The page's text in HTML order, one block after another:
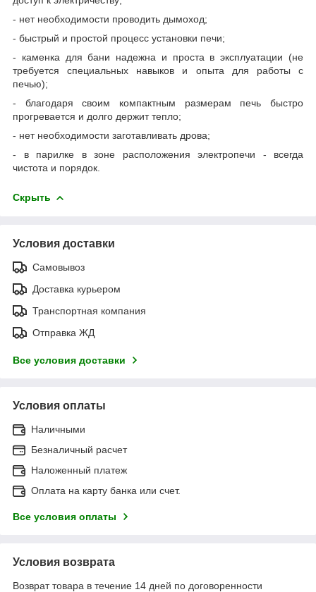
- нет необходимости проводить дымоход;
- быстрый и простой процесс установки печи;
- каменка для бани надежна и проста в эксплуатации (не
требуется специальных навыков и опыта для работы с
печью);
- благодаря своим компактным размерам печь быстро
прогревается и долго держит тепло;
- нет необходимости заготавливать дрова;
- в парилке в зоне расположения электропечи - всегда
чистота и порядок.
Скрыть
Условия доставки
Самовывоз
Доставка курьером
Транспортная компания
Отправка ЖД
Все условия доставки
Условия оплаты
Наличными
Безналичный расчет
Наложенный платеж
Оплата на карту банка или счет.
Все условия оплаты
Условия возврата
Возврат товара в течение 14 дней по договоренности